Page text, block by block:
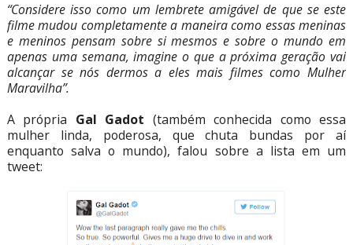
“Considere isso como um lembrete amigável de que se este
filme mudou completamente a maneira como essas meninas
e meninos pensam sobre si mesmos e sobre o mundo em
apenas uma semana, imagine o que a próxima geração vai
alcançar se nós dermos a eles mais filmes como Mulher
Maravilha”.
A própria Gal Gadot (também conhecida como essa
mulher linda, poderosa, que chuta bundas por aí
enquanto salva o mundo), falou sobre a lista em um
tweet: